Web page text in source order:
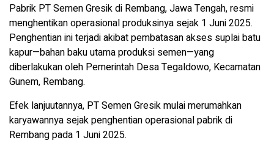
Pabrik PT Semen Gresik di Rembang, Jawa Tengah, resmi
menghentikan operasional produksinya sejak 1 Juni 2025.
Penghentian ini terjadi akibat pembatasan akses suplai batu
kapur—bahan baku utama produksi semen—yang
diberlakukan oleh Pemerintah Desa Tegaldowo, Kecamatan
Gunem, Rembang.
Efek lanjuutannya, PT Semen Gresik mulai merumahkan
karyawannya sejak penghentian operasional pabrik di
Rembang pada 1 Juni 2025.